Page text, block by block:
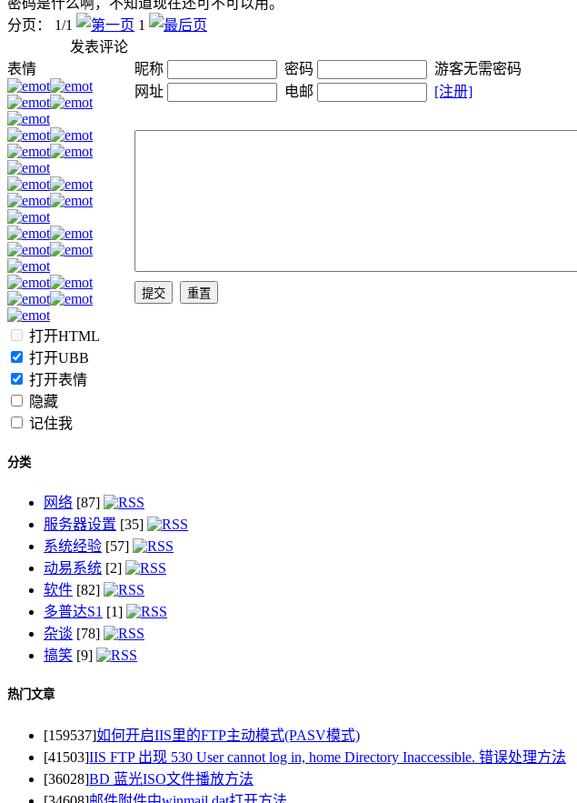
分页： 1/1
1
发表评论
表情
打开HTML
打开UBB
打开表情
隐藏
记住我
昵称 密码
游客无需密码
网址
电邮 [注册]
分类
网络 [87]
服务器设置 [35]
系统经验 [57]
动易系统 [2]
软件 [82]
多普达S1 [1]
杂谈 [78]
搞笑 [9]
热门文章
[159537]如何开启IIS里的FTP主动模式(PASV模式)
[41503]IIS FTP 出现 530 User cannot log in, home Directory Inaccessible. 错误处理方法
[36028]BD 蓝光ISO文件播放方法